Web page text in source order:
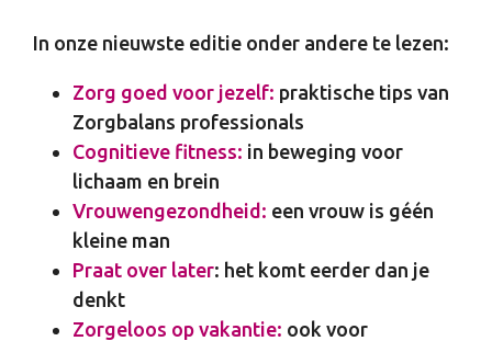
In onze nieuwste editie onder andere te lezen:
Zorg goed voor jezelf: praktische tips van
Zorgbalans professionals
Cognitieve fitness: in beweging voor
lichaam en brein
Vrouwengezondheid: een vrouw is géén
kleine man
Praat over later: het komt eerder dan je
denkt
Zorgeloos op vakantie: ook voor